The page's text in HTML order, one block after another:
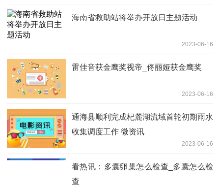
海南省救助站将举办开放日主题活动
2023-06-16
雷佳音获金鹰奖视帝_佟丽娅获金鹰奖
2023-06-16
通海县顺利完成杞麓湖流域首轮初期雨水
收集调度工作 微资讯
2023-06-16
看热讯：多囊卵巢怎么检查_多囊怎么检
查